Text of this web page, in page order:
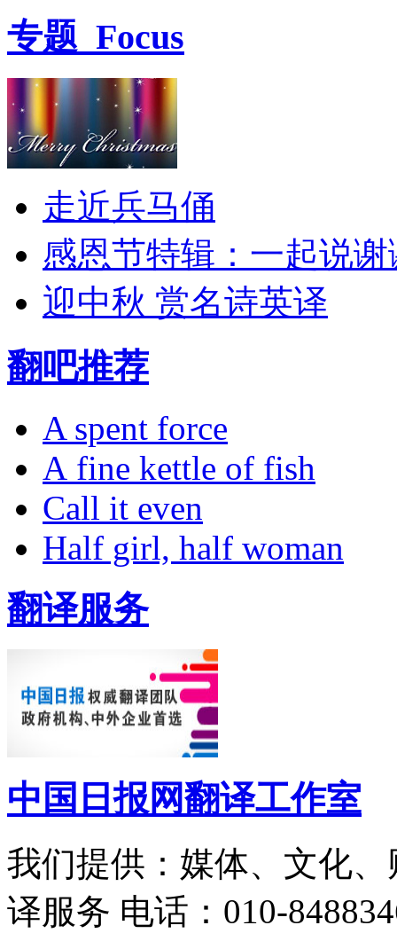
专题 Focus
走近兵马俑
感恩节特辑：一起说谢
迎中秋 赏名诗英译
翻吧推荐
A spent force
A fine kettle of fish
Call it even
Half girl, half woman
翻译服务
中国日报网翻译工作室
我们提供：媒体、文化
译服务 电话：010-